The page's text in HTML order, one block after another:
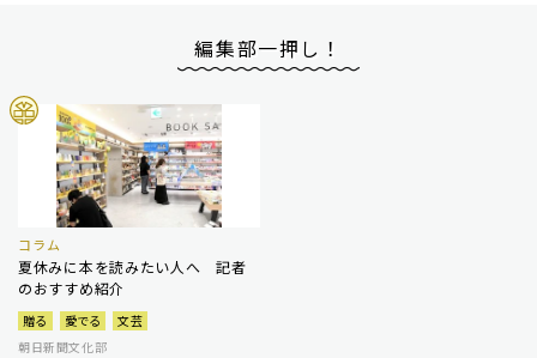
編集部一押し！
コラム
夏休みに本を読みたい人へ 記者
のおすすめ紹介
贈る 愛でる
文芸
朝日新聞文化部